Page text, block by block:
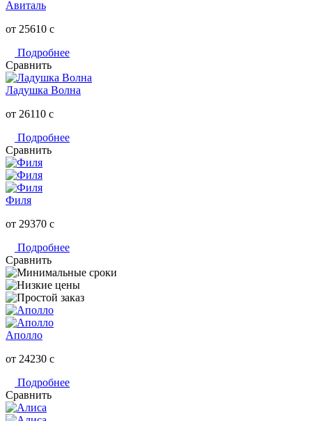
Авиталь
от 25610 c
Подробнее
Сравнить
Ладушка Волна
от 26110 c
Подробнее
Сравнить
Филя
от 29370 c
Подробнее
Сравнить
Аполло
от 24230 c
Подробнее
Сравнить